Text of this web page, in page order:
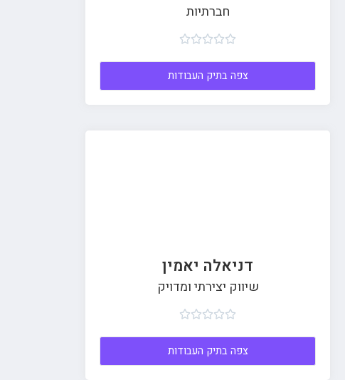
חברתיות





צפה בתיק העבודות
דניאלה יאמין
שיווק יצירתי ומדויק





צפה בתיק העבודות